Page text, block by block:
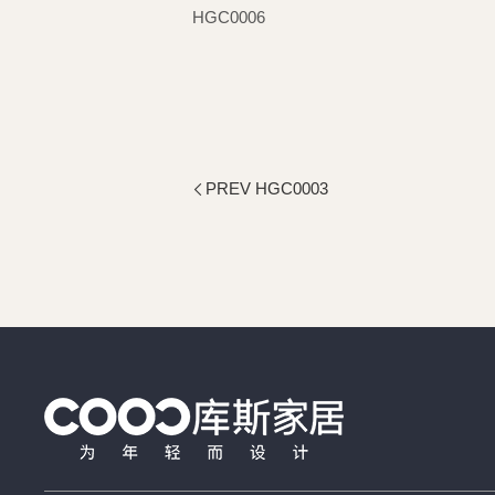
HGC0006
PREV HGC0003